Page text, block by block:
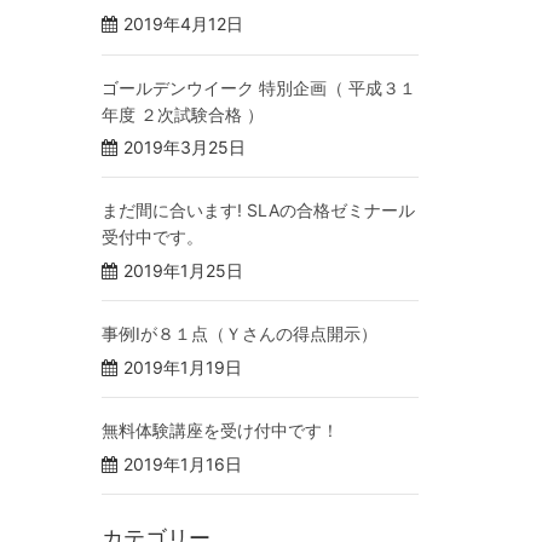
2019年4月12日
ゴールデンウイーク 特別企画（ 平成３１
年度 ２次試験合格 ）
2019年3月25日
まだ間に合います! SLAの合格ゼミナール
受付中です。
2019年1月25日
事例Ⅰが８１点（Ｙさんの得点開示）
2019年1月19日
無料体験講座を受け付中です！
2019年1月16日